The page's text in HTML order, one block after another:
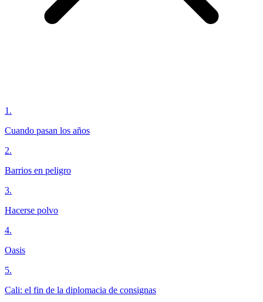
1 .
Cuando pasan los años
2.
Barrios en peligro
3.
Hacerse polvo
4.
Oasis
5.
Cali: el fin de la diplomacia de consignas